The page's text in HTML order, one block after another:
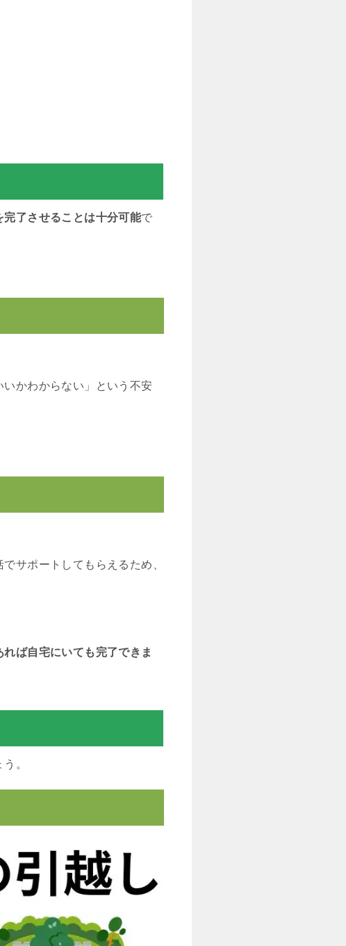
完了させることは十分可能で
かわからない」という不安
サポートしてもらえるため、
ば自宅にいても完了できま
。